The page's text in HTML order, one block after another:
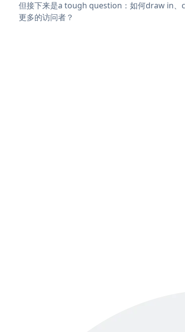
但接下来是a tough question：如何draw in
更多的访问者？